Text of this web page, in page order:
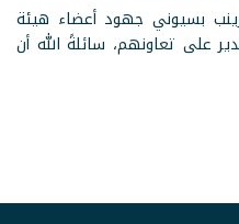
بسيوني جهود أعضاء هيئة
على تعاونهم، سائلةً الله أن